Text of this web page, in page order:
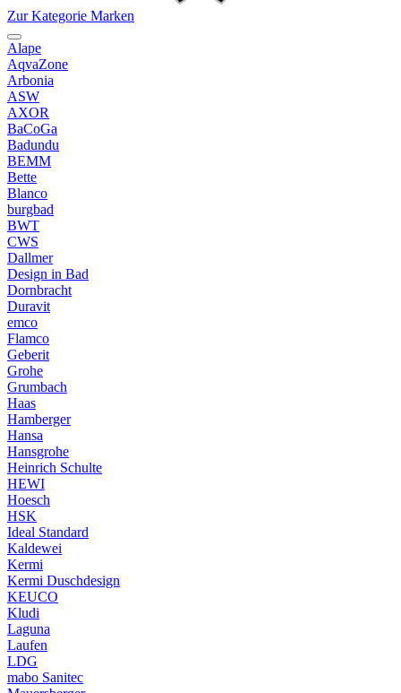
Zur Kategorie Marken
Alape
AqvaZone
Arbonia
ASW
AXOR
BaCoGa
Badundu
BEMM
Bette
Blanco
burgbad
BWT
CWS
Dallmer
Design in Bad
Dornbracht
Duravit
emco
Flamco
Geberit
Grohe
Grumbach
Haas
Hamberger
Hansa
Hansgrohe
Heinrich Schulte
HEWI
Hoesch
HSK
Ideal Standard
Kaldewei
Kermi
Kermi Duschdesign
KEUCO
Kludi
Laguna
Laufen
LDG
mabo Sanitec